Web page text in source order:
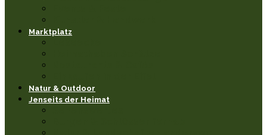
Marktplatz
Natur & Outdoor
Jenseits der Heimat